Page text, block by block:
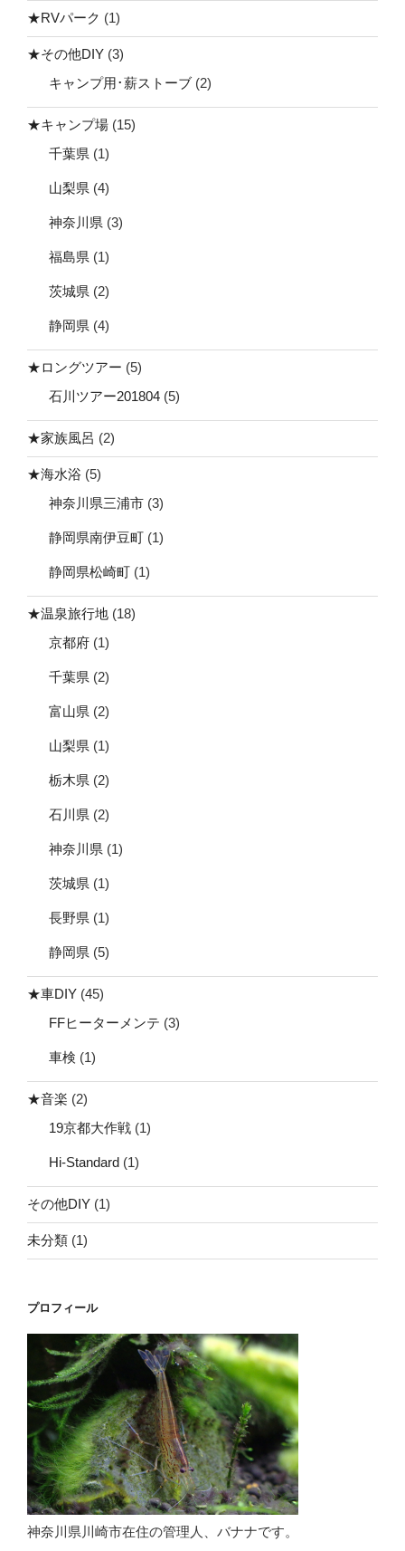
★RVパーク (1)
★その他DIY (3)
キャンプ用･薪ストーブ (2)
★キャンプ場 (15)
千葉県 (1)
山梨県 (4)
神奈川県 (3)
福島県 (1)
茨城県 (2)
静岡県 (4)
★ロングツアー (5)
石川ツアー201804 (5)
★家族風呂 (2)
★海水浴 (5)
神奈川県三浦市 (3)
静岡県南伊豆町 (1)
静岡県松崎町 (1)
★温泉旅行地 (18)
京都府 (1)
千葉県 (2)
富山県 (2)
山梨県 (1)
栃木県 (2)
石川県 (2)
神奈川県 (1)
茨城県 (1)
長野県 (1)
静岡県 (5)
★車DIY (45)
FFヒーターメンテ (3)
車検 (1)
★音楽 (2)
19京都大作戦 (1)
Hi-Standard (1)
その他DIY (1)
未分類 (1)
プロフィール
神奈川県川崎市在住の管理人、バナナです。